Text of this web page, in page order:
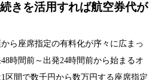
きを活用すれば航空券代が
ら座席指定の有料化が序々に広まっ
時間前～出発24時間前から始まるオ
区間で数千円から数万円する座席指定